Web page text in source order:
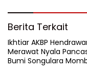
Berita Terkait
Ikhtiar AKBP
Merawat Nyala
Bumi Songulara